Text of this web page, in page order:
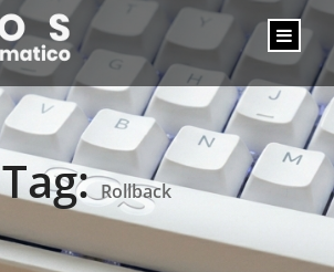
Tag:Rollback